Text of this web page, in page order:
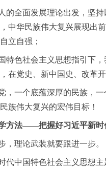
全面发展理论出发，坚持
中华民族伟大复兴展现出
立自强；
色社会主义思想指引下，
在党史、新中国史、改革
一个底蕴深厚的民族，一
族伟大复兴的宏伟目标！
方法——把握好习近平新时
理论武装就要跟进一步。
中国特色社会主义思想主